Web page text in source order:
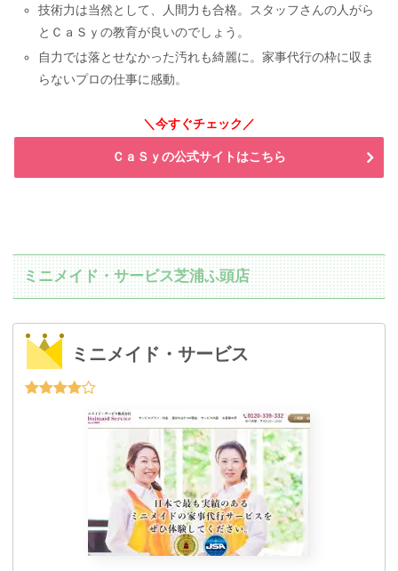
技術力は当然として、人間力も合格。スタッフさんの人がら
とＣａＳｙの教育が良いのでしょう。
自力では落とせなかった汚れも綺麗に。家事代行の枠に収ま
らないプロの仕事に感動。
＼今すぐチェック／
ＣａＳｙの公式サイトはこちら
ミニメイド・サービス芝浦ふ頭店
ミニメイド・サービス